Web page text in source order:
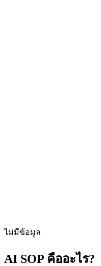
ไม่มีข้อมูล
AI SOP คืออะไร?